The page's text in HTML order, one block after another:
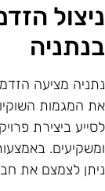
מציעה
המגמות
ביצירת
לצמצם את